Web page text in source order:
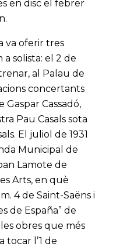
en disc el febrer
va oferir tres
solista: el 2 de
al Palau de
concertants
Cassadó,
Pau Casals sota
El juliol de 1931
Municipal de
Lamote de
Arts, en què
4 de Saint-Saëns i
de España” de
obres que més
tocar l’1 de